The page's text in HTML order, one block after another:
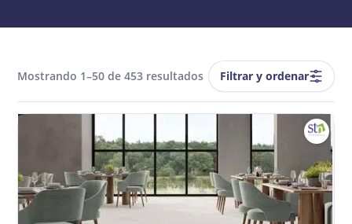
Mostrando 1–50 de 453 resultados Filtrar y ordenar